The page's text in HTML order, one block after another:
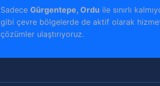
SadeceGürgentepe, Ordu ile sınırlı
gibi çevre bölgelerde de aktif olarak
çözümler ulaştırıyoruz.